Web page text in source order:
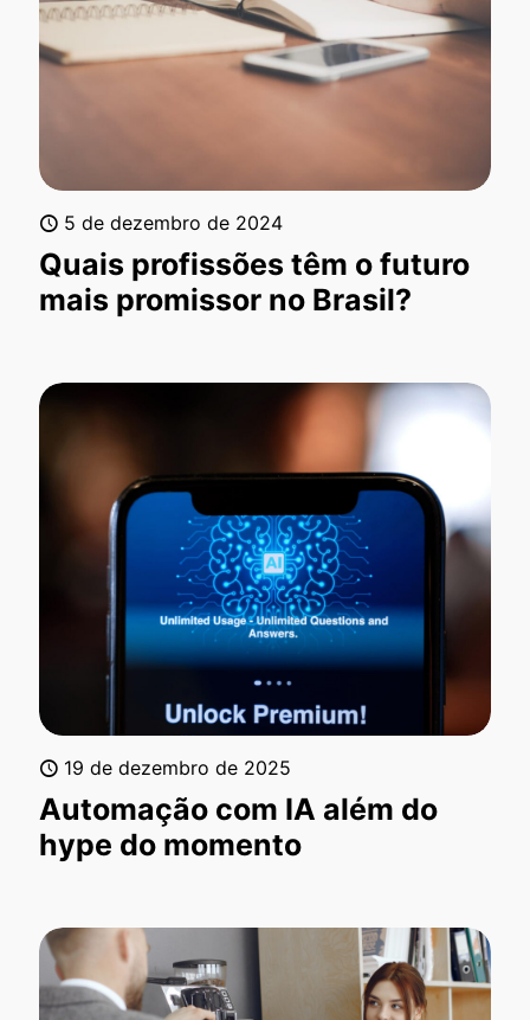
5 de dezembro de 2024
Quais profissões têm o futuro
mais promissor no Brasil?
19 de dezembro de 2025
Automação com IA além do
hype do momento